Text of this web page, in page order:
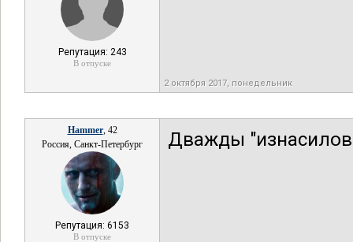
Репутация: 243
В отпуске
2 октября 2017, понедельник
Hammer, 42
Россия, Санкт-Петербург
Репутация: 6153
В отпуске
Дважды